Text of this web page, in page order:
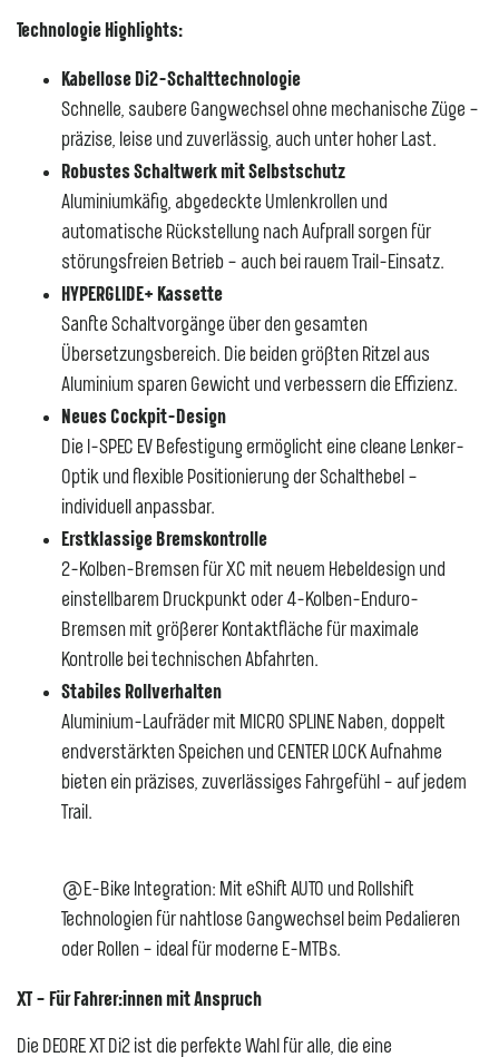
Technologie Highlights:
Kabellose Di2-Schalttechnologie
Schnelle, saubere Gangwechsel ohne mechanische Züge –
präzise, leise und zuverlässig, auch unter hoher Last.
Robustes Schaltwerk mit Selbstschutz
Aluminiumkäfig, abgedeckte Umlenkrollen und
automatische Rückstellung nach Aufprall sorgen für
störungsfreien Betrieb – auch bei rauem Trail-Einsatz.
HYPERGLIDE+ Kassette
Sanfte Schaltvorgänge über den gesamten
Übersetzungsbereich. Die beiden größten Ritzel aus
Aluminium sparen Gewicht und verbessern die Effizienz.
Neues Cockpit-Design
Die I-SPEC EV Befestigung ermöglicht eine cleane Lenker-
Optik und flexible Positionierung der Schalthebel –
individuell anpassbar.
Erstklassige Bremskontrolle
2-Kolben-Bremsen für XC mit neuem Hebeldesign und
einstellbarem Druckpunkt oder 4-Kolben-Enduro-
Bremsen mit größerer Kontaktfläche für maximale
Kontrolle bei technischen Abfahrten.
Stabiles Rollverhalten
Aluminium-Laufräder mit MICRO SPLINE Naben, doppelt
endverstärkten Speichen und CENTER LOCK Aufnahme
bieten ein präzises, zuverlässiges Fahrgefühl – auf jedem
Trail.
@E-Bike Integration: Mit eShift AUTO und Rollshift
Technologien für nahtlose Gangwechsel beim Pedalieren
oder Rollen – ideal für moderne E-MTBs.
XT – Für Fahrer:innen mit Anspruch
Die DEORE XT Di2 ist die perfekte Wahl für alle, die eine